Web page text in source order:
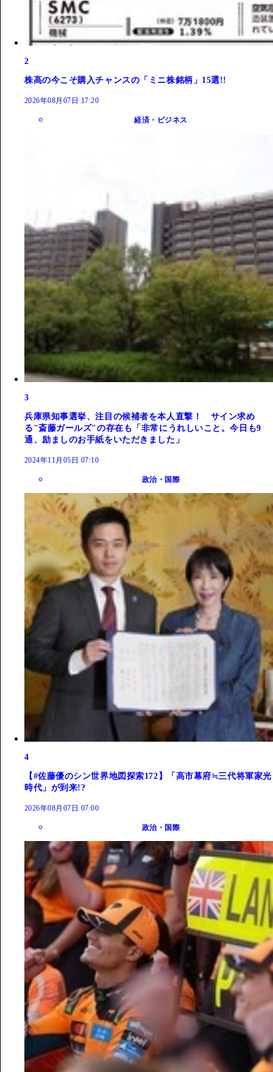
2
株高の今こそ購入チャンスの「ミニ株銘柄」15選!!
2026年08月07日 17:20
経済・ビジネス
3
兵庫県知事選挙、注目の候補者を本人直撃！ サイン求め
る"斎藤ガールズ"の存在も「非常にうれしいこと。今日も9
通、励ましのお手紙をいただきました」
2024年11月05日 07:10
政治・国際
4
【#佐藤優のシン世界地図探索172】「高市幕府≒三代将軍家光
時代」が到来!?
2026年08月07日 07:00
政治・国際